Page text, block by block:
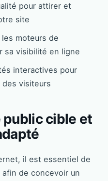
pour attirer et
site
moteurs de
sa visibilité en ligne
interactives pour
des visiteurs
cible et
il est essentiel de
de concevoir un